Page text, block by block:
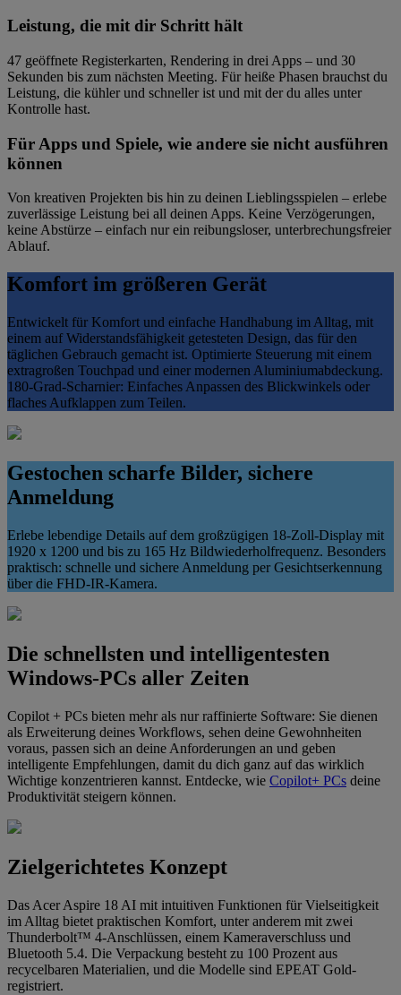
Leistung, die mit dir Schritt hält
47 geöffnete Registerkarten, Rendering in drei Apps – und 30
Sekunden bis zum nächsten Meeting. Für heiße Phasen brauchst du
Leistung, die kühler und schneller ist und mit der du alles unter
Kontrolle hast.
Für Apps und Spiele, wie andere sie nicht ausführen
können
Von kreativen Projekten bis hin zu deinen Lieblingsspielen – erlebe
zuverlässige Leistung bei all deinen Apps. Keine Verzögerungen,
keine Abstürze – einfach nur ein reibungsloser, unterbrechungsfreier
Ablauf.
Komfort im größeren Gerät
Entwickelt für Komfort und einfache Handhabung im Alltag, mit
einem auf Widerstandsfähigkeit getesteten Design, das für den
täglichen Gebrauch gemacht ist. Optimierte Steuerung mit einem
extragroßen Touchpad und einer modernen Aluminiumabdeckung.
180-Grad-Scharnier: Einfaches Anpassen des Blickwinkels oder
flaches Aufklappen zum Teilen.
Gestochen scharfe Bilder, sichere
Anmeldung
Erlebe lebendige Details auf dem großzügigen 18-Zoll-Display mit
1920 x 1200 und bis zu 165 Hz Bildwiederholfrequenz. Besonders
praktisch: schnelle und sichere Anmeldung per Gesichtserkennung
über die FHD-IR-Kamera.
Die schnellsten und intelligentesten
Windows-PCs aller Zeiten
Copilot + PCs bieten mehr als nur raffinierte Software: Sie dienen
als Erweiterung deines Workflows, sehen deine Gewohnheiten
voraus, passen sich an deine Anforderungen an und geben
intelligente Empfehlungen, damit du dich ganz auf das wirklich
Wichtige konzentrieren kannst. Entdecke, wie Copilot+ PCs deine
Produktivität steigern können.
Zielgerichtetes Konzept
Das Acer Aspire 18 AI mit intuitiven Funktionen für Vielseitigkeit
im Alltag bietet praktischen Komfort, unter anderem mit zwei
Thunderbolt™ 4-Anschlüssen, einem Kameraverschluss und
Bluetooth 5.4. Die Verpackung besteht zu 100 Prozent aus
recycelbaren Materialien, und die Modelle sind EPEAT Gold-
registriert.